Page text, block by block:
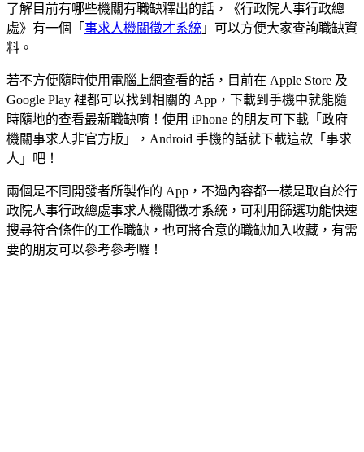
了解目前有哪些機關有職缺釋出的話，《行政院人事行政總
處》有一個「 事求人機關徵才系統 」可以方便大家查詢職缺資
料。
若不方便隨時使用電腦上網查看的話，目前在 Apple Store 及
Google Play 裡都可以找到相關的 App，下載到手機中就能隨
時隨地的查看最新職缺唷！使用 iPhone 的朋友可下載「政府
機關事求人非官方版」，Android 手機的話就下載這款「事求
人」吧！
兩個是不同開發者所製作的 App，不過內容都一樣是取自於行
政院人事行政總處事求人機關徵才系統，可利用篩選功能快速
搜尋符合條件的工作職缺，也可將合意的職缺加入收藏，有需
要的朋友可以參考參考囉！